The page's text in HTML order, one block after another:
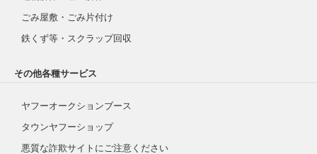
ごみ屋敷・ごみ片付け
鉄くず等・スクラップ回収
その他各種サービス
ヤフーオークションブース
タウンヤフーショップ
悪質な詐欺サイトにご注意ください